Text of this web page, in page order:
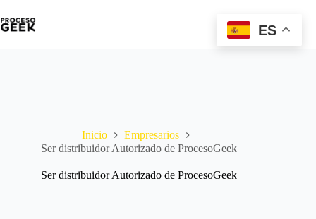
al
contenido
Inicio
Empresarios
Ser distribuidor Autorizado de ProcesoGeek
Ser distribuidor Autorizado de ProcesoGeek
ES